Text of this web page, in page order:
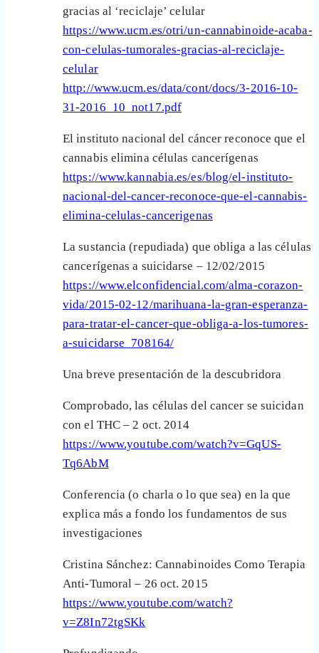
gracias al ‘reciclaje’ celular
https://www.ucm.es/otri/un-cannabinoide-acaba-
con-celulas-tumorales-gracias-al-reciclaje-
celular
http://www.ucm.es/data/cont/docs/3-2016-10-
31-2016_10_not17.pdf
El instituto nacional del cáncer reconoce que el
cannabis elimina células cancerígenas
https://www.kannabia.es/es/blog/el-instituto-
nacional-del-cancer-reconoce-que-el-cannabis-
elimina-celulas-cancerigenas
La sustancia (repudiada) que obliga a las células
cancerígenas a suicidarse – 12/02/2015
https://www.elconfidencial.com/alma-corazon-
vida/2015-02-12/marihuana-la-gran-esperanza-
para-tratar-el-cancer-que-obliga-a-los-tumores-
a-suicidarse_708164/
Una breve presentación de la descubridora
Comprobado, las células del cancer se suicidan
con el THC – 2 oct. 2014
https://www.youtube.com/watch?v=GqUS-
Tq6AbM
Conferencia (o charla o lo que sea) en la que
explica más a fondo los fundamentos de sus
investigaciones
Cristina Sánchez: Cannabinoides Como Terapia
Anti-Tumoral – 26 oct. 2015
https://www.youtube.com/watch?
v=Z8In72tgSKk